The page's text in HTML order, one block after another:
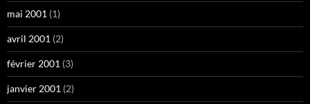
mai 2001 (1)
avril 2001 (2)
février 2001 (3)
janvier 2001 (2)